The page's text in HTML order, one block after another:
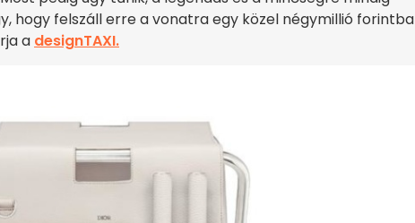
hogy felszáll erre a vonatra egy közel négymillió forintba
a designTAXI.